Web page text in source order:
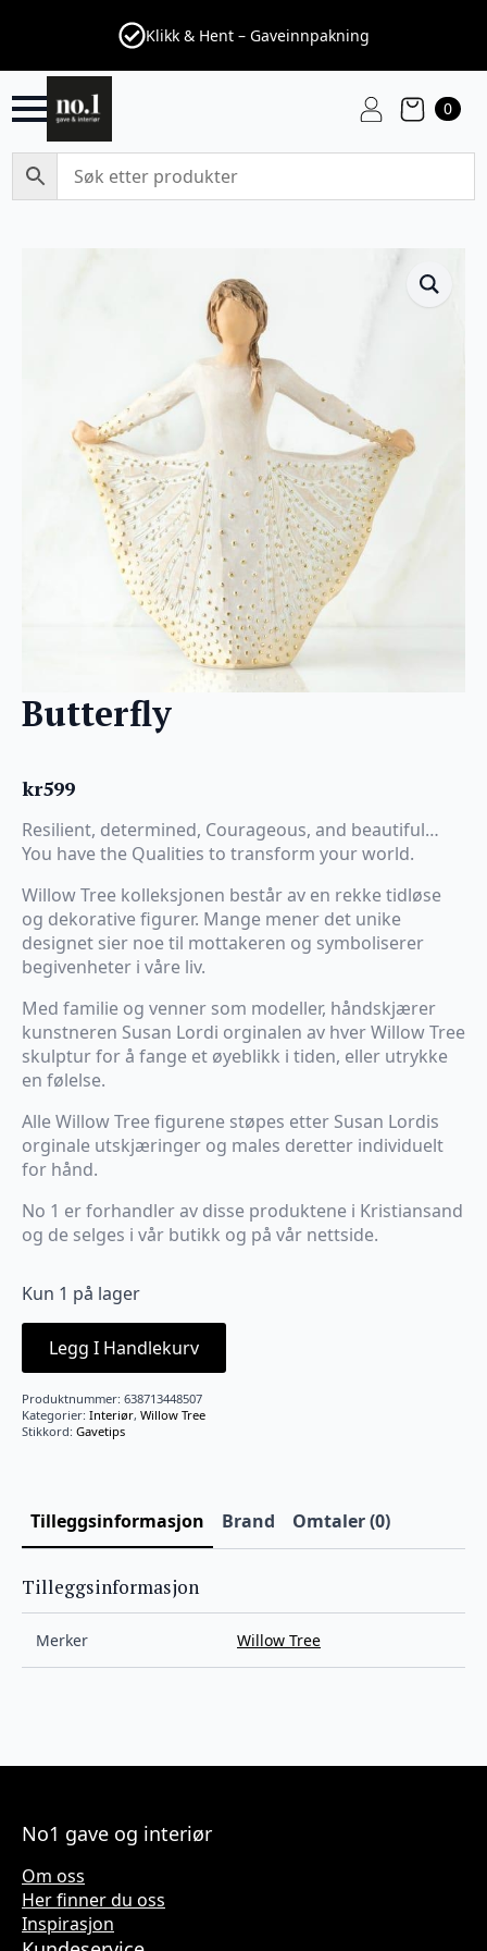
Klikk & Hent – Gaveinnpakning
0
Butterfly
kr599
Resilient, determined, Courageous, and beautiful…
You have the Qualities to transform your world.
Willow Tree kolleksjonen består av en rekke tidløse
og dekorative figurer. Mange mener det unike
designet sier noe til mottakeren og symboliserer
begivenheter i våre liv.
Med familie og venner som modeller, håndskjærer
kunstneren Susan Lordi orginalen av hver Willow Tree
skulptur for å fange et øyeblikk i tiden, eller utrykke
en følelse.
Alle Willow Tree figurene støpes etter Susan Lordis
orginale utskjæringer og males deretter individuelt
for hånd.
No 1 er forhandler av disse produktene i Kristiansand
og de selges i vår butikk og på vår nettside.
Kun 1 på lager
Legg I Handlekurv
Produktnummer: 638713448507
Kategorier: Interiør, Willow Tree
Stikkord: Gavetips
Tilleggsinformasjon Brand Omtaler (0)
Tilleggsinformasjon
Merker Willow Tree
No1 gave og interiør
Om oss
Her finner du oss
Inspirasjon